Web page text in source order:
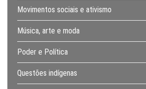
Movimentos sociais e ativismo
Música, arte e moda
Poder e Política
Questões indígenas